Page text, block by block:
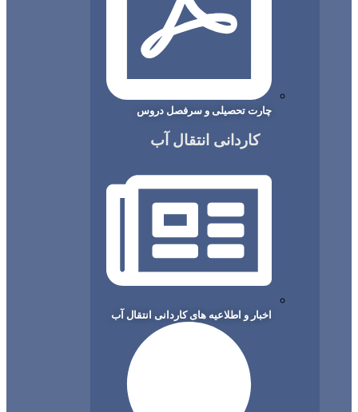
چارت تحصیلی و سرفصل دروس
کاردانی انتقال آب
اخبار و اطلاعیه های کاردانی انتقال آب